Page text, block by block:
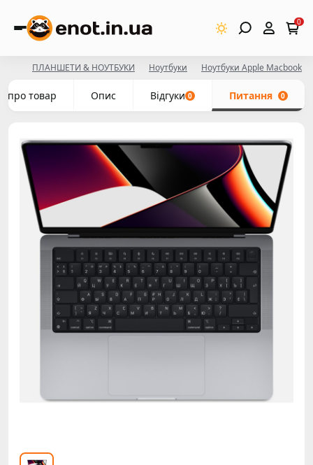
0
ПЛАНШЕТИ & НОУТБУКИ Ноутбуки Ноутбуки Apple Macbook
про товар Опис Відгуки 0 Питання 0